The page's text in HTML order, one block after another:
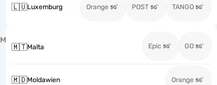
🇱🇺Luxemburg Orange POST TANGO
M
🇲🇹Malta Epic GO
🇲🇩Moldawien Orange